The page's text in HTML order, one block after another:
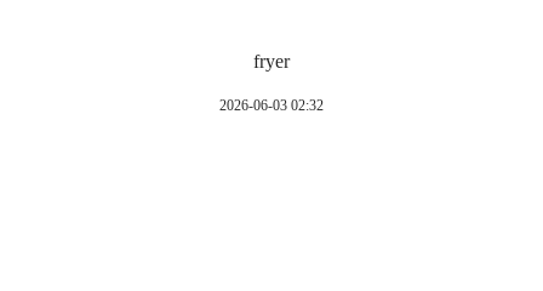
fryer
2026-06-03 02:32